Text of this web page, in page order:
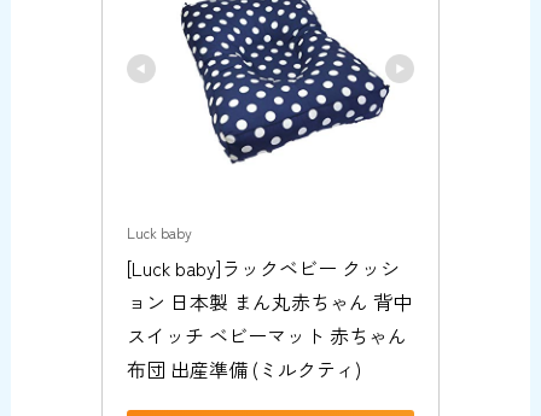
Luck baby
[Luck baby]ラックベビー クッシ
ョン 日本製 まん丸赤ちゃん 背中
スイッチ ベビーマット 赤ちゃん
布団 出産準備 (ミルクティ)